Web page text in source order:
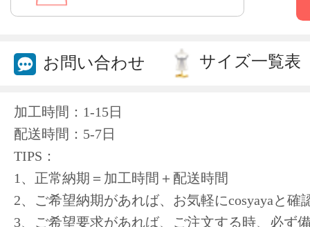
お問い合わせ サイズ一覧表
加工時間：1-15日
配送時間：5-7日
TIPS：
1、正常納期＝加工時間＋配送時間
2、ご希望納期があれば、お気軽にcosyayaと確
3、ご希望要求があれば、ご注文する時、必ず